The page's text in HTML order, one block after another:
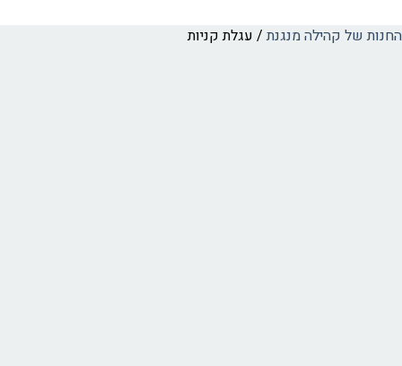
החנות של קהילה מנגנת/ עגלת קניות